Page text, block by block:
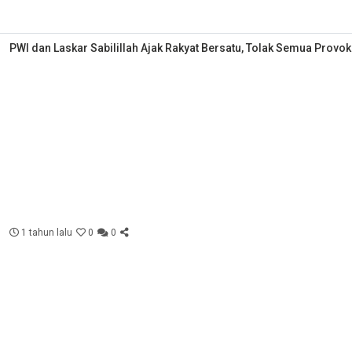
PWI dan Laskar Sabilillah Ajak Rakyat Bersatu, Tolak Semua
1 tahun lalu 0 0